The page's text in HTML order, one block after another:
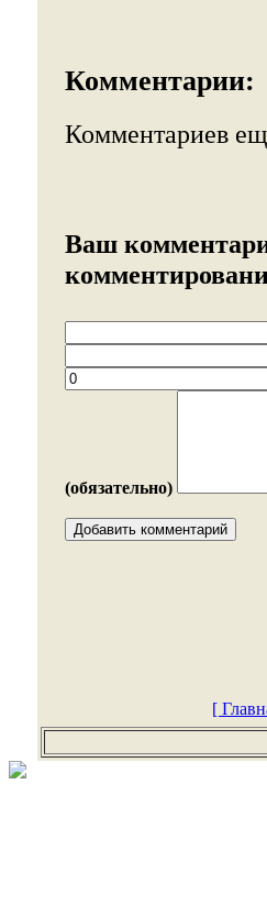
Комментарии:
Комментариев
Ваш
(обязательно)
[